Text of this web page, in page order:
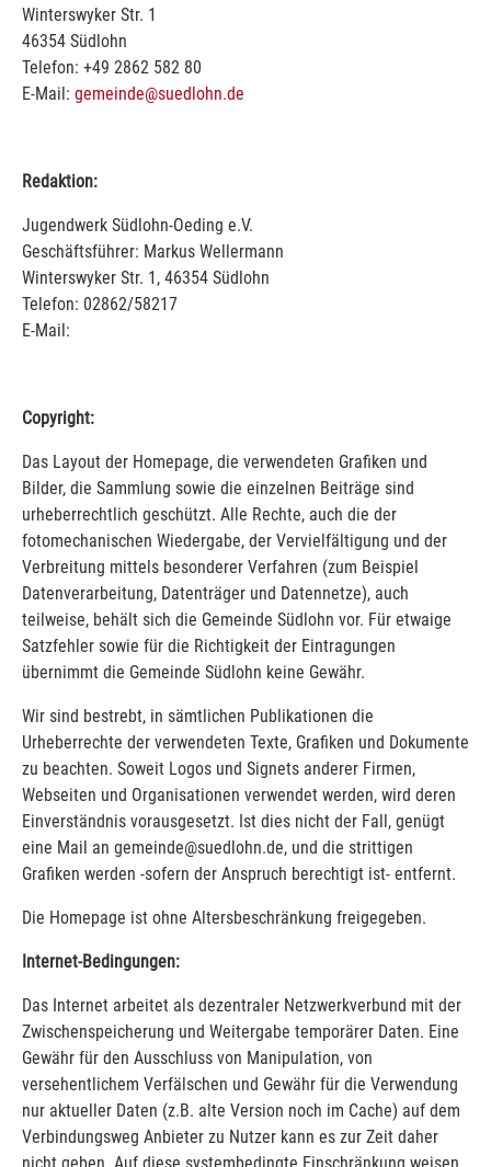
Winterswyker Str. 1
46354 Südlohn
Telefon: +49 2862 582 80
E-Mail: gemeinde@suedlohn.de
Redaktion:
Jugendwerk Südlohn-Oeding e.V.
Geschäftsführer: Markus Wellermann
Winterswyker Str. 1, 46354 Südlohn
Telefon: 02862/58217
E-Mail:
Copyright:
Das Layout der Homepage, die verwendeten Grafiken und
Bilder, die Sammlung sowie die einzelnen Beiträge sind
urheberrechtlich geschützt. Alle Rechte, auch die der
fotomechanischen Wiedergabe, der Vervielfältigung und der
Verbreitung mittels besonderer Verfahren (zum Beispiel
Datenverarbeitung, Datenträger und Datennetze), auch
teilweise, behält sich die Gemeinde Südlohn vor. Für etwaige
Satzfehler sowie für die Richtigkeit der Eintragungen
übernimmt die Gemeinde Südlohn keine Gewähr.
Wir sind bestrebt, in sämtlichen Publikationen die
Urheberrechte der verwendeten Texte, Grafiken und Dokumente
zu beachten. Soweit Logos und Signets anderer Firmen,
Webseiten und Organisationen verwendet werden, wird deren
Einverständnis vorausgesetzt. Ist dies nicht der Fall, genügt
eine Mail an gemeinde@suedlohn.de, und die strittigen
Grafiken werden -sofern der Anspruch berechtigt ist- entfernt.
Die Homepage ist ohne Altersbeschränkung freigegeben.
Internet-Bedingungen:
Das Internet arbeitet als dezentraler Netzwerkverbund mit der
Zwischenspeicherung und Weitergabe temporärer Daten. Eine
Gewähr für den Ausschluss von Manipulation, von
versehentlichem Verfälschen und Gewähr für die Verwendung
nur aktueller Daten (z.B. alte Version noch im Cache) auf dem
Verbindungsweg Anbieter zu Nutzer kann es zur Zeit daher